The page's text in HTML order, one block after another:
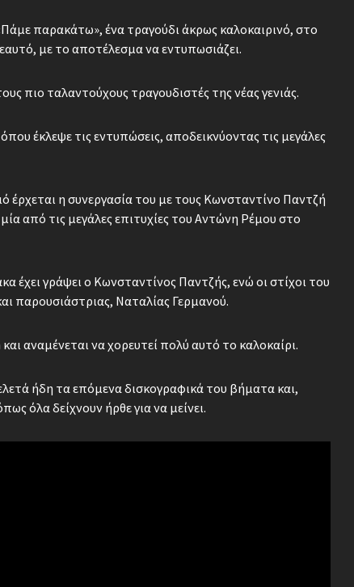
παρακάτω», ένα τραγούδι άκρως καλοκαιρινό, στο
με το αποτέλεσμα να εντυπωσιάζει.
πιο ταλαντούχους τραγουδιστές της νέας γενιάς.
έκλεψε τις εντυπώσεις, αποδεικνύοντας τις μεγάλες
η συνεργασία του με τους Κωνσταντίνο Παντζή
από τις μεγάλες επιτυχίες του Αντώνη Ρέμου στο
έχει γράψει ο Κωνσταντίνος Παντζής, ενώ οι στίχοι του
παρουσιάστριας, Ναταλίας Γερμανού.
αναμένεται να χορευτεί πολύ αυτό το καλοκαίρι.
ήδη τα επόμενα δισκογραφικά του βήματα και,
όλα δείχνουν ήρθε για να μείνει.